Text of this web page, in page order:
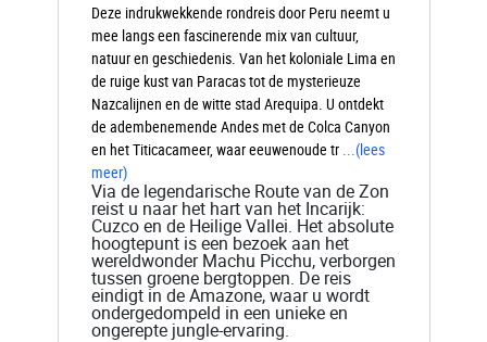
Deze indrukwekkende rondreis door Peru neemt u
mee langs een fascinerende mix van cultuur,
natuur en geschiedenis. Van het koloniale Lima en
de ruige kust van Paracas tot de mysterieuze
Nazcalijnen en de witte stad Arequipa. U ontdekt
de adembenemende Andes met de Colca Canyon
en het Titicacameer, waar eeuwenoude tr ...(lees
meer)
Via de legendarische Route van de Zon
reist u naar het hart van het Incarijk:
Cuzco en de Heilige Vallei. Het absolute
hoogtepunt is een bezoek aan het
wereldwonder Machu Picchu, verborgen
tussen groene bergtoppen. De reis
eindigt in de Amazone, waar u wordt
ondergedompeld in een unieke en
ongerepte jungle-ervaring.